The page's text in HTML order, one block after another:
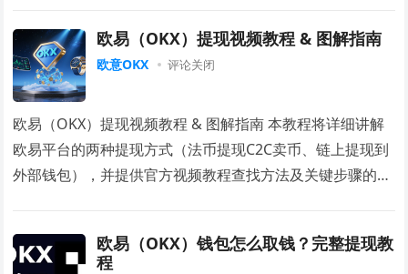
欧易（OKX）提现视频教程 & 图解指南
欧意OKX 评论关闭
欧易（OKX）提现视频教程 & 图解指南 本教程将详细讲解
欧易平台的两种提现方式（法币提现C2C卖币、链上提现到
外部钱包），并提供官方视频教程查找方法及关键步骤的图
欧易（OKX）钱包怎么取钱？完整提现教
程